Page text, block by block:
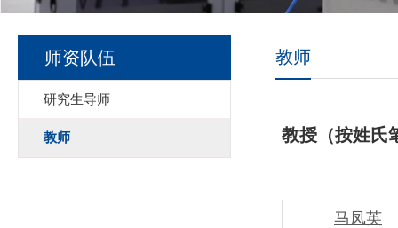
师资队伍
研究生导师
教师
教师
教授（按姓氏
马凤英